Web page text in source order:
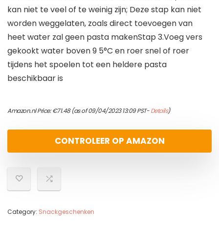
kan niet te veel of te weinig zijn; Deze stap kan niet
worden weggelaten, zoals direct toevoegen van
heet water zal geen pasta makenStap 3.Voeg vers
gekookt water boven 9 5°C en roer snel of roer
tijdens het spoelen tot een heldere pasta
beschikbaar is
Amazon.nl Price:€71.48(as of 09/04/2023 13:09 PST-Details)
CONTROLEER OP AMAZON
Category: Snackgeschenken